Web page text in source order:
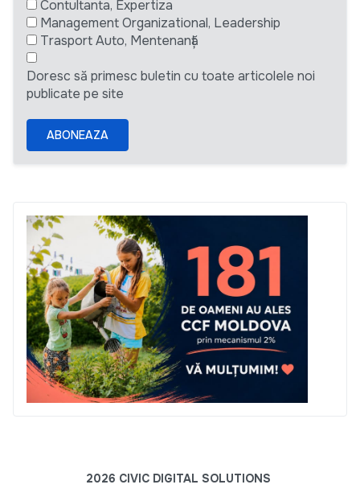
Contultanta, Expertiza
Management Organizational, Leadership
Trasport Auto, Mentenanță
Doresc să primesc buletin cu toate articolele noi
publicate pe site
ABONEAZA
2026 CIVIC DIGITAL SOLUTIONS